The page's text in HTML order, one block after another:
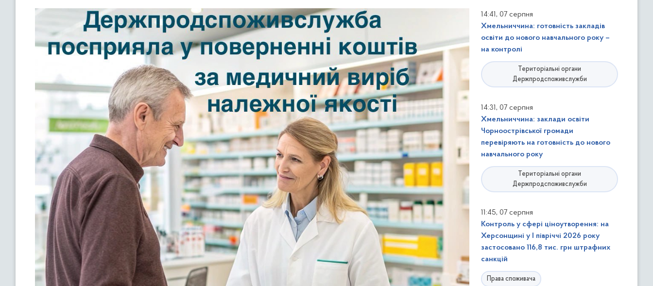
14:41, 07 серпня
Хмельниччина: готовність закладів
освіти до нового навчального року –
на контролі
Територіальні органи
Держпродспоживслужби
14:31, 07 серпня
Хмельниччина: заклади освіти
Чорноострівської громади
перевіряють на готовність до нового
навчального року
Територіальні органи
Держпродспоживслужби
11:45, 07 серпня
Контроль у сфері ціноутворення: на
Херсонщині у І півріччі 2026 року
застосовано 116,8 тис. грн штрафних
санкцій
Права споживача